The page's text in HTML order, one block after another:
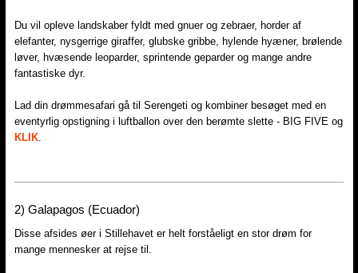
Du vil opleve landskaber fyldt med gnuer og zebraer, horder af
elefanter, nysgerrige giraffer, glubske gribbe, hylende hyæner, brølende
løver, hvæsende leoparder, sprintende geparder og mange andre
fantastiske dyr.
Lad din drømmesafari gå til Serengeti og kombiner besøget med en
eventyrlig opstigning i luftballon over den berømte slette - BIG FIVE og
KLIK
2)​ Galapagos (Ecuador)
Disse afsides øer i Stillehavet er helt forståeligt en stor drøm for
mange mennesker at rejse til.